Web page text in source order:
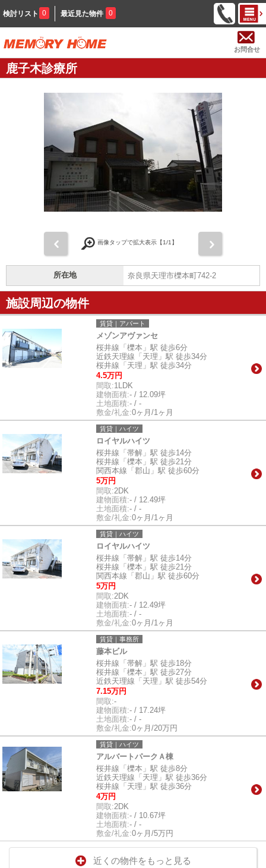
検討リスト 0 最近見た物件 0
お問合せ
鹿子木診療所
画像タップで拡大表示【1/1】
所在地 奈良県天理市櫟本町742-2
施設周辺の物件
賃貸｜アパート
メゾンアヴァンセ
桜井線「櫟本」駅 徒歩6分
近鉄天理線「天理」駅 徒歩34分
桜井線「天理」駅 徒歩34分
4.5万円
間取:1LDK
建物面積:- / 12.09坪
土地面積:- / -
敷金/礼金:0ヶ月/1ヶ月
賃貸｜ハイツ
ロイヤルハイツ
桜井線「帯解」駅 徒歩14分
桜井線「櫟本」駅 徒歩21分
関西本線「郡山」駅 徒歩60分
5万円
間取:2DK
建物面積:- / 12.49坪
土地面積:- / -
敷金/礼金:0ヶ月/1ヶ月
賃貸｜ハイツ
ロイヤルハイツ
桜井線「帯解」駅 徒歩14分
桜井線「櫟本」駅 徒歩21分
関西本線「郡山」駅 徒歩60分
5万円
間取:2DK
建物面積:- / 12.49坪
土地面積:- / -
敷金/礼金:0ヶ月/1ヶ月
賃貸｜事務所
藤本ビル
桜井線「帯解」駅 徒歩18分
桜井線「櫟本」駅 徒歩27分
近鉄天理線「天理」駅 徒歩54分
7.15万円
間取:-
建物面積:- / 17.24坪
土地面積:- / -
敷金/礼金:0ヶ月/20万円
賃貸｜ハイツ
アルバートパークＡ棟
桜井線「櫟本」駅 徒歩8分
近鉄天理線「天理」駅 徒歩36分
桜井線「天理」駅 徒歩36分
4万円
間取:2DK
建物面積:- / 10.67坪
土地面積:- / -
敷金/礼金:0ヶ月/5万円
近くの物件をもっと見る